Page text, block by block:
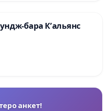
бара К’альянс
анкет!